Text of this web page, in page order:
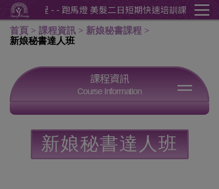
培訓課程 - - 跑馬燈 美髮二日短期快速培訓課程 - - 跑
首頁 課程資訊
新娘秘書課程
新娘秘書達人班
課程資訊
Course Information
新娘秘書達人班
時尚彩妝班
時尚髮型班
整體造型進階班
婚紗飾品製作班
婚紗人體彩繪班
新娘秘書達人班
Cookie管理面板